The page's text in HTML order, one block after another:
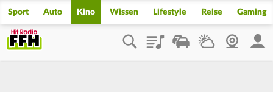
Sport Auto Kino Wissen Lifestyle Reise Gaming
PlaylistStaupilotWetterWebcam